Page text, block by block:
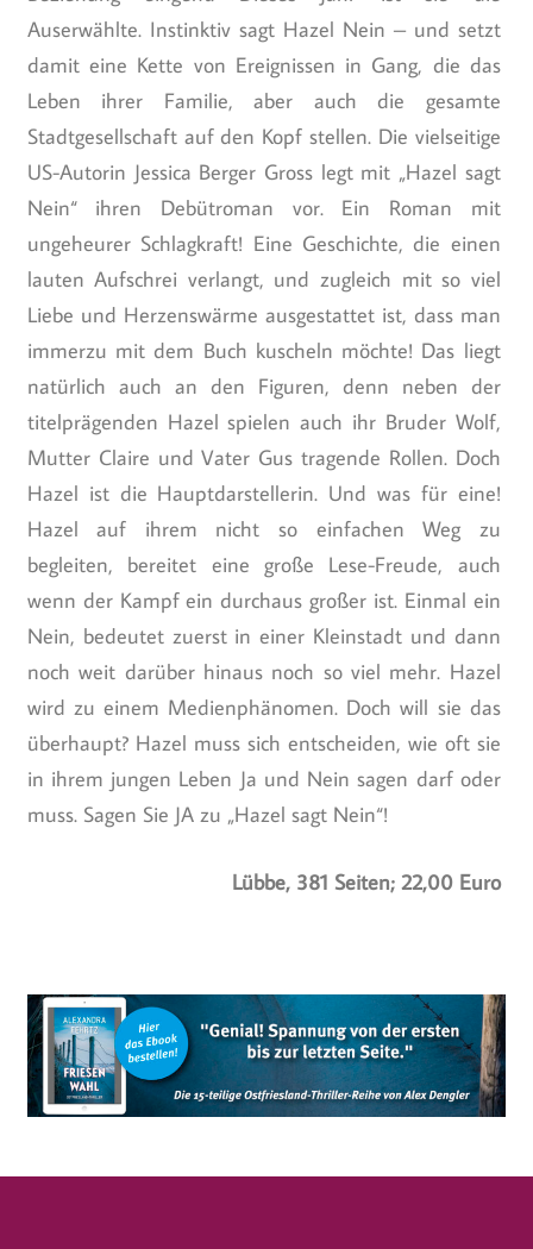
Auserwählte. Instinktiv sagt Hazel Nein – und setzt
damit eine Kette von Ereignissen in Gang, die das
Leben ihrer Familie, aber auch die gesamte
Stadtgesellschaft auf den Kopf stellen. Die vielseitige
US-Autorin Jessica Berger Gross legt mit „Hazel sagt
Nein“ ihren Debütroman vor. Ein Roman mit
ungeheurer Schlagkraft! Eine Geschichte, die einen
lauten Aufschrei verlangt, und zugleich mit so viel
Liebe und Herzenswärme ausgestattet ist, dass man
immerzu mit dem Buch kuscheln möchte! Das liegt
natürlich auch an den Figuren, denn neben der
titelprägenden Hazel spielen auch ihr Bruder Wolf,
Mutter Claire und Vater Gus tragende Rollen. Doch
Hazel ist die Hauptdarstellerin. Und was für eine!
Hazel auf ihrem nicht so einfachen Weg zu
begleiten, bereitet eine große Lese-Freude, auch
wenn der Kampf ein durchaus großer ist. Einmal ein
Nein, bedeutet zuerst in einer Kleinstadt und dann
noch weit darüber hinaus noch so viel mehr. Hazel
wird zu einem Medienphänomen. Doch will sie das
überhaupt? Hazel muss sich entscheiden, wie oft sie
in ihrem jungen Leben Ja und Nein sagen darf oder
muss. Sagen Sie JA zu „Hazel sagt Nein“!
Lübbe, 381 Seiten; 22,00 Euro